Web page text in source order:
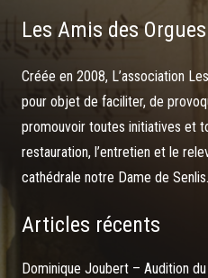
Les Amis des
Créée en 2008, L’association
pour objet de faciliter, de
promouvoir toutes initiatives et
restauration, l’entretien et le
cathédrale notre Dame de Senlis.
Articles récents
Dominique Joubert – Audition